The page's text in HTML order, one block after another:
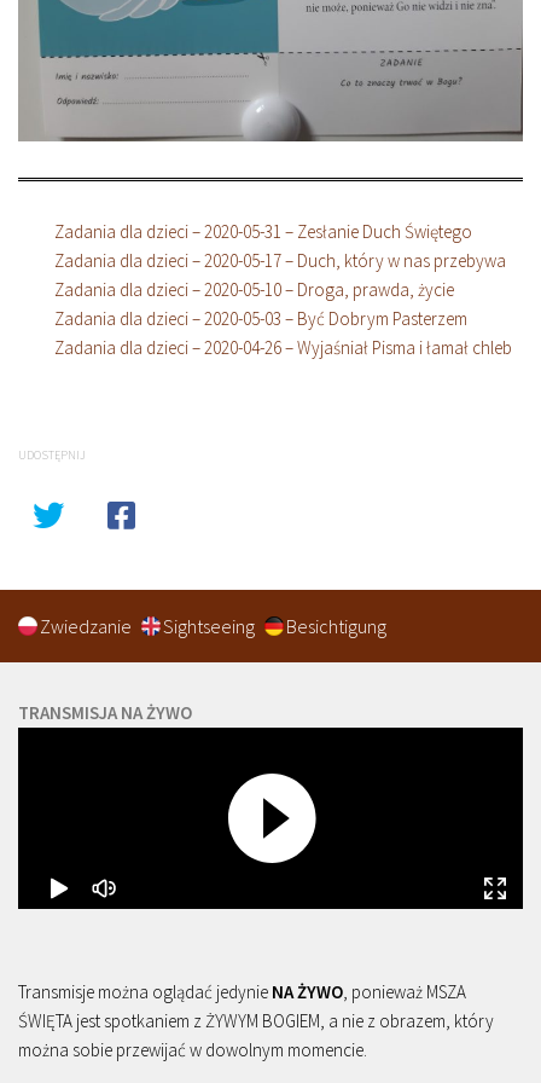
Zadania dla dzieci – 2020-05-31 – Zesłanie Duch Świętego
Zadania dla dzieci – 2020-05-17 – Duch, który w nas przebywa
Zadania dla dzieci – 2020-05-10 – Droga, prawda, życie
Zadania dla dzieci – 2020-05-03 – Być Dobrym Pasterzem
Zadania dla dzieci – 2020-04-26 – Wyjaśniał Pisma i łamał chleb
UDOSTĘPNIJ
Zwiedzanie Sightseeing Besichtigung
TRANSMISJA NA ŻYWO
Transmisje można oglądać jedynie NA ŻYWO , ponieważ MSZA
ŚWIĘTA jest spotkaniem z ŻYWYM BOGIEM, a nie z obrazem, który
można sobie przewijać w dowolnym momencie.